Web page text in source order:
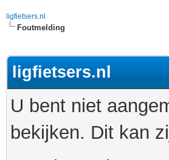
ligfietsers.nl
Foutmelding
ligfietsers.nl
U bent niet
bekijken. Dit kan